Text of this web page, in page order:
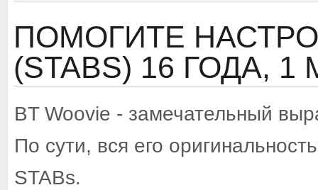
ПОМОГИТЕ
(STABS) 16 ГОДА,
BT Woovie - замечательный
По сути, вся его
STABs.